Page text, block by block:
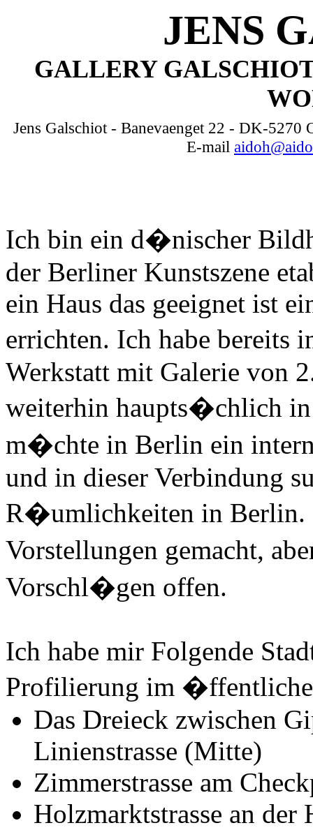
JENS
GALLERY
Jens Galschiot - Banevaenget 22 - DK-5270
E-mail
Ich bin ein d�nischer
der Berliner Kunstszene
ein Haus das geeignet ist
errichten. Ich habe bereits
Werkstatt mit Galerie von
weiterhin haupts�chlich
m�chte in Berlin ein
und in dieser Verbindung
R�umlichkeiten in Berlin.
Vorstellungen gemacht,
Vorschl�gen offen.
Ich habe mir Folgende
Profilierung im
Das Dreieck zwischen
Linienstrasse (Mitte)
Zimmerstrasse am
Holzmarktstrasse an der